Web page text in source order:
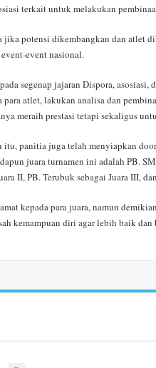
terkait untuk melakukan
jika potensi dikembangkan dan atlet
event nasional.
segenap jajaran Dispora,
para atlet, lakukan analisa dan
meraih prestasi tetapi sekaligus
itu, panitia juga telah menyiapkan
juara turnamen ini adalah PB.
II, PB. Terubuk sebagai Juara III,
kepada para juara, namun
kemampuan diri agar lebih baik